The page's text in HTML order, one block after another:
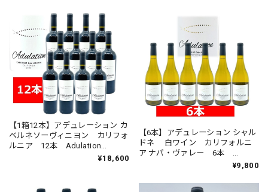
【1箱12本】アデュレーション カ
ベルネソーヴィニヨン カリフォ
ルニア 12本 Adulation
¥18,600
【6本】アデュレーション シャル
ドネ 白ワイン カリフォルニ
ア ナパ・ヴァレー 6本
750ml Adulation Chardonnay
¥9,800